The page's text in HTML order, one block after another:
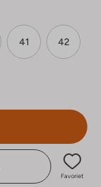
41 42
Favoriet